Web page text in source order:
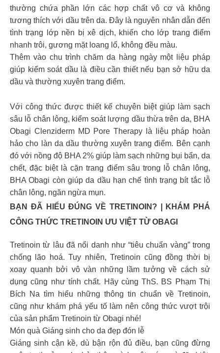
thường chứa phần lớn các hợp chất vô cơ và không
tương thích với dầu trên da. Đây là nguyên nhân dẫn đến
tình trạng lớp nền bị xê dịch, khiến cho lớp trang điểm
nhanh trôi, gương mặt loang lổ, không đều màu.
Thêm vào chu trình chăm da hàng ngày một liệu pháp
giúp kiểm soát dầu là điều cần thiết nếu bạn sở hữu da
dầu và thường xuyên trang điểm.
Với công thức được thiết kế chuyên biệt giúp làm sạch
sâu lỗ chân lông, kiểm soát lượng dầu thừa trên da, BHA
Obagi Clenziderm MD Pore Therapy là liệu pháp hoàn
hảo cho làn da dầu thường xuyên trang điểm. Bên cạnh
đó với nồng độ BHA 2% giúp làm sạch những bụi bẩn, da
chết, đặc biệt là cặn trang điểm sâu trong lỗ chân lông,
BHA Obagi còn giúp da dầu hạn chế tình trạng bít tắc lỗ
chân lông, ngăn ngừa mụn.
BẠN ĐÃ HIỂU ĐÚNG VỀ TRETINOIN? | KHÁM PHÁ
CÔNG THỨC TRETINOIN ƯU VIỆT TỪ OBAGI
Tretinoin từ lâu đã nổi danh như “tiêu chuẩn vàng” trong
chống lão hoá. Tuy nhiên, Tretinoin cũng đồng thời bị
xoay quanh bởi vô vàn những lầm tưởng về cách sử
dụng cũng như tính chất. Hãy cùng ThS. BS Phạm Thị
Bích Na tìm hiểu những thông tin chuẩn về Tretinoin,
cũng như khám phá yếu tố làm nên công thức vượt trội
của sản phẩm Tretinoin từ Obagi nhé!
Món quà Giáng sinh cho da đẹp đón lễ
Giáng sinh cận kề, dù bận rộn đủ điều, bạn cũng đừng